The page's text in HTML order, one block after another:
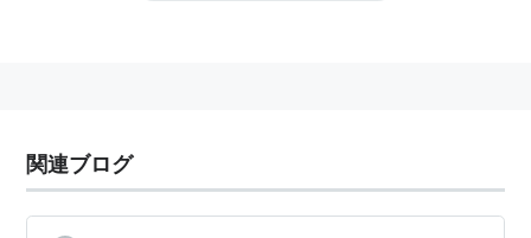
関連ブログ